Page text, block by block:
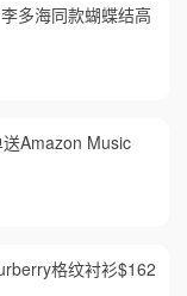
多海同款蝴蝶结高
Amazon Music
格纹衬衫$162